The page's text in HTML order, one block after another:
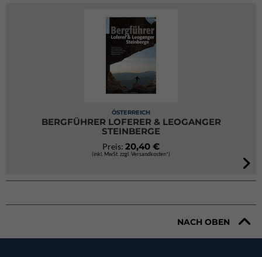
ÖSTERREICH
BERGFÜHRER LOFERER & LEOGANGER
STEINBERGE
Preis: 20,40 €
(inkl. MwSt. zzgl. Versandkosten*)
NACH OBEN